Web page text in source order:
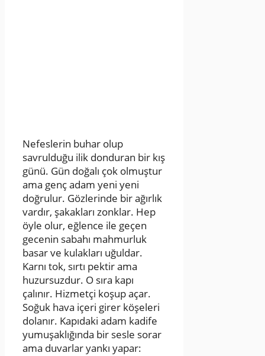
Nefeslerin buhar olup
savrulduğu ilik donduran bir kış
günü. Gün doğalı çok olmuştur
ama genç adam yeni yeni
doğrulur. Gözlerinde bir ağırlık
vardır, şakakları zonklar. Hep
öyle olur, eğlence ile geçen
gecenin sabahı mahmurluk
basar ve kulakları uğuldar.
Karnı tok, sırtı pektir ama
huzursuzdur. O sıra kapı
çalınır. Hizmetçi koşup açar.
Soğuk hava içeri girer köşeleri
dolanır. Kapıdaki adam kadife
yumuşaklığında bir sesle sorar
ama duvarlar yankı yapar: